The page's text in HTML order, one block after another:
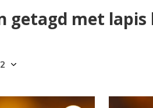
getagd met lapis